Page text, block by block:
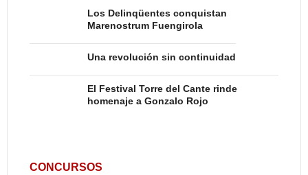
Los Delinqüentes conquistan
Marenostrum Fuengirola
Una revolución sin continuidad
El Festival Torre del Cante rinde
homenaje a Gonzalo Rojo
CONCURSOS